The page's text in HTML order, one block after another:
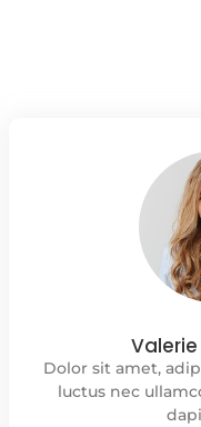
Dolor sit amet,
luctus nec